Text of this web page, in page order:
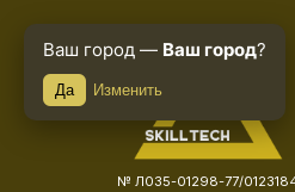
№ Л035-01298-77/
Ваш город — Ваш город?
Да Изменить